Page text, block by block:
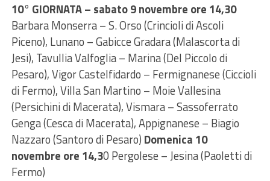
10° GIORNATA – sabato 9 novembre ore 14,30
Barbara Monserra – S. Orso (Crincioli di Ascoli
Piceno), Lunano – Gabicce Gradara (Malascorta di
Jesi), Tavullia Valfoglia – Marina (Del Piccolo di
Pesaro), Vigor Castelfidardo – Fermignanese (Ciccioli
di Fermo), Villa San Martino – Moie Vallesina
(Persichini di Macerata), Vismara – Sassoferrato
Genga (Cesca di Macerata), Appignanese – Biagio
Nazzaro (Santoro di Pesaro) Domenica 10
novembre ore 14,30 Pergolese – Jesina (Paoletti di
Fermo)